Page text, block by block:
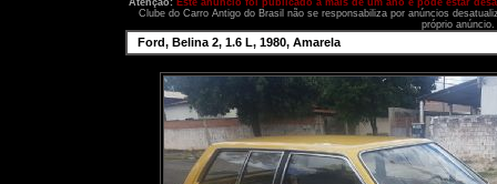
Atenção: Este anúncio foi publicado a mais de um ano e pode estar
Clube do Carro Antigo do Brasil não se responsabiliza por anúncios
próprio anúncio.
Ford, Belina 2, 1.6 L, 1980, Amarela